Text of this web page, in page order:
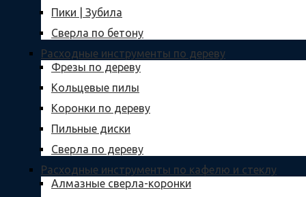
Пики | Зубила
Сверла по бетону
Расходные инструменты по дереву
Фрезы по дереву
Кольцевые пилы
Коронки по дереву
Пильные диски
Сверла по дереву
Расходные инструменты по кафелю и стеклу
Алмазные сверла-коронки